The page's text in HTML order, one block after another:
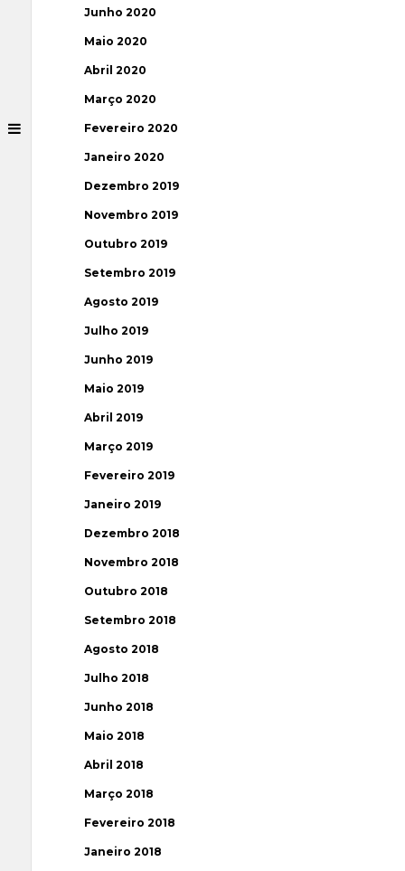
Junho 2020
Maio 2020
Abril 2020
Março 2020
Fevereiro 2020
Janeiro 2020
Dezembro 2019
Novembro 2019
Outubro 2019
Setembro 2019
Agosto 2019
Julho 2019
Junho 2019
Maio 2019
Abril 2019
Março 2019
Fevereiro 2019
Janeiro 2019
Dezembro 2018
Novembro 2018
Outubro 2018
Setembro 2018
Agosto 2018
Julho 2018
Junho 2018
Maio 2018
Abril 2018
Março 2018
Fevereiro 2018
Janeiro 2018